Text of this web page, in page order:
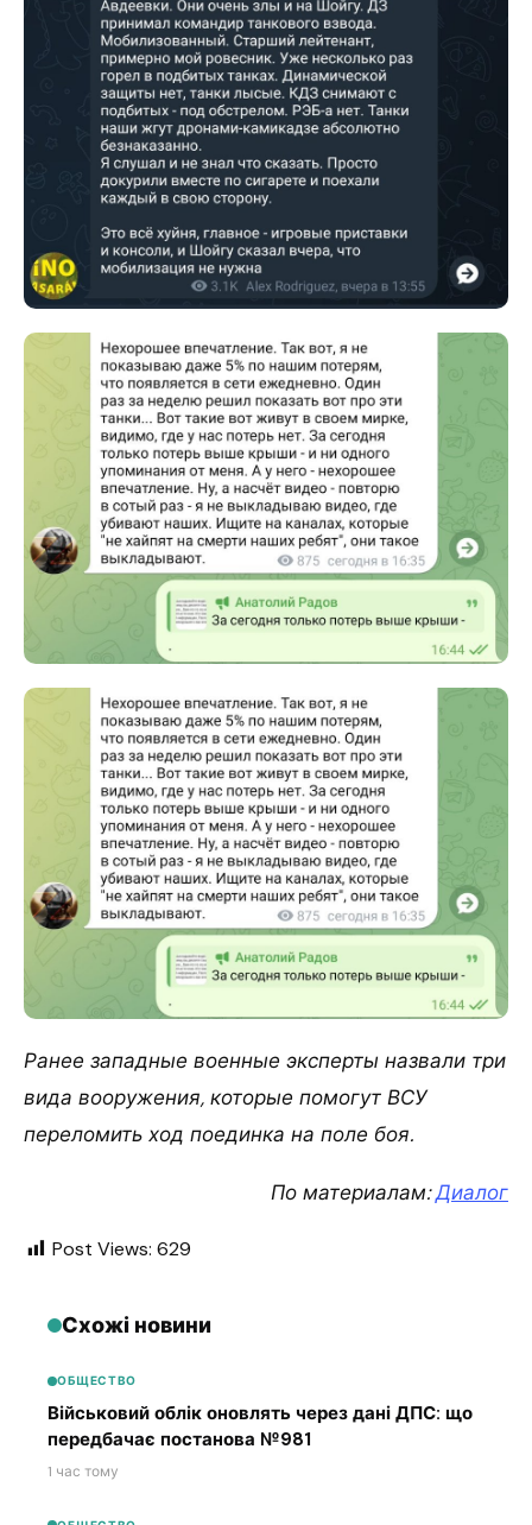
Ранее западные военные эксперты назвали три
вида вооружения, которые помогут ВСУ
переломить ход поединка на поле боя.
По материалам:Диалог
Post Views: 629
Схожі новини
ОБЩЕСТВО
Військовий облік оновлять через дані ДПС: що
передбачає постанова №981
1 час тому